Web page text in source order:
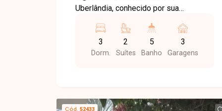
Uberlândia, conhecido por sua
e fácil acesso aos principais pontos da
cidade. A localização oferece
proximidade com supermercados,
toda a família. Esta excelente casa está
3
Dorm.
2
Suítes
5
Banho
3
Garagens
Cód. 52433